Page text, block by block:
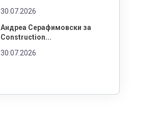
30.07.2026
Андреа Серафимовски за
Construction...
30.07.2026